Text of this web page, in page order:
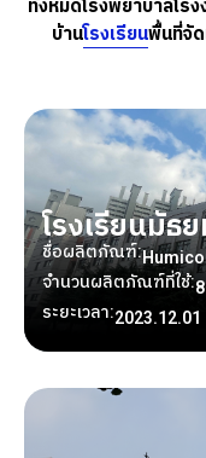
ทั้งหมดโรงพยาบาลโร
บ้านโรงเรียนพื้นที่จั
โรงเรียนมัธ
ชื่อผลิตภัณฑ์:
จำนวนผลิตภัณฑ์ที่ใช้:8
ระยะเวลา:2023.12.01